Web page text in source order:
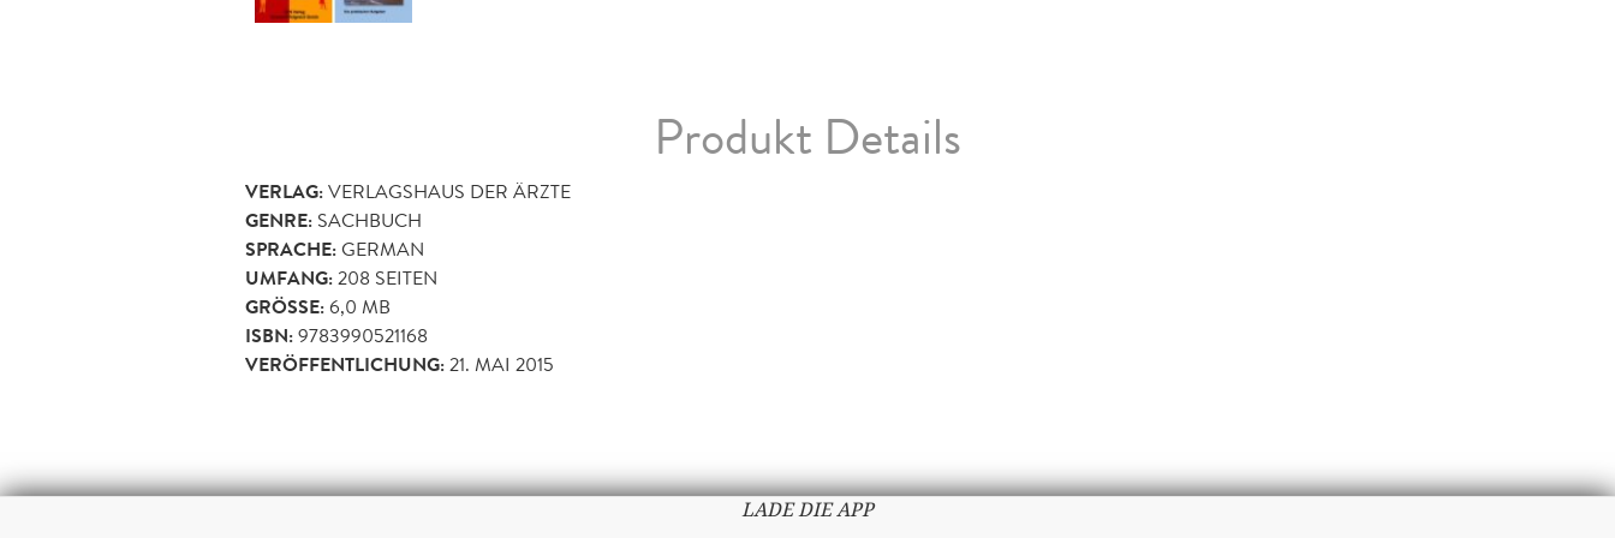
Produkt Details
VERLAG:VERLAGSHAUS DER ÄRZTE
GENRE: SACHBUCH
SPRACHE:GERMAN
UMFANG:208 SEITEN
GRÖSSE: 6,0 MB
ISBN:9783990521168
VERÖFFENTLICHUNG:21. MAI 2015
LADE DIE APP